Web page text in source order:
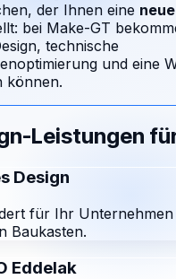
der Ihnen eine
bei Make-GT
technische
und eine
können.
Leistungen
Design
für Ihr Unternehmen
Baukasten.
Eddelak